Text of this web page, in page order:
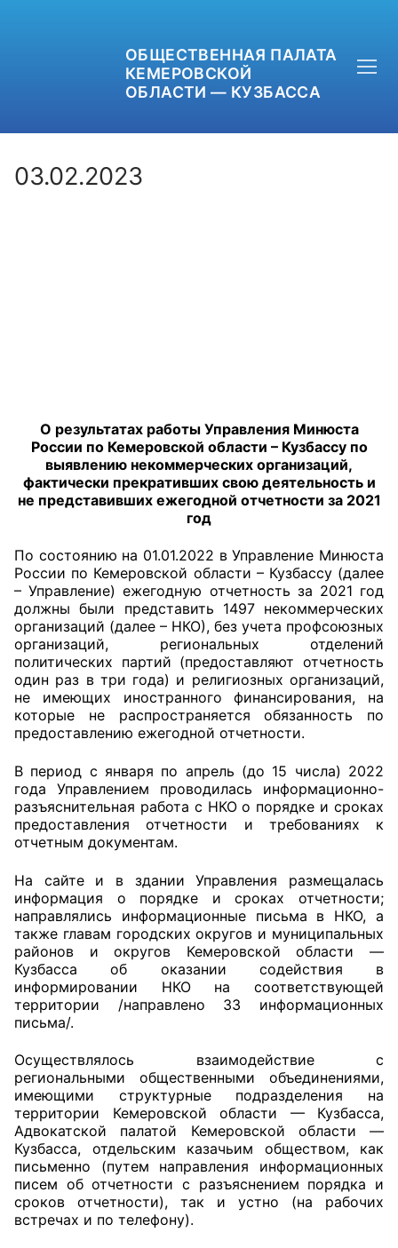
ОБЩЕСТВЕННАЯ ПАЛАТА
КЕМЕРОВСКОЙ
ОБЛАСТИ — КУЗБАССА
Главная
Общественные советы
Общественные советы при территориальных
исполнительной власти
Общественные советы по проведению
независимой оценки качества условий
оказания услуг
О Палате
Структура Палаты
Экспертный совет ОП КО
Совет ОП КО
Общественный штаб
Члены ОП КО
Документы ОП КО
Регламент ОП КО
Кодекс этики ОП КО
Положения
Соглашения
Рекомендации
Порядок работы ЦОН
Аппарат ОП КО
03.02.2023
О результатах работы Управления Минюста
России по Кемеровской области – Кузбассу по
выявлению некоммерческих организаций,
фактически прекративших свою деятельность и
не представивших ежегодной отчетности за 2021
год
По состоянию на 01.01.2022 в Управление Минюста
России по Кемеровской области – Кузбассу (далее
– Управление) ежегодную отчетность за 2021 год
должны были представить 1497 некоммерческих
организаций (далее – НКО), без учета профсоюзных
организаций, региональных отделений
политических партий (предоставляют отчетность
один раз в три года) и религиозных организаций,
не имеющих иностранного финансирования, на
которые не распространяется обязанность по
предоставлению ежегодной отчетности.
В период с января по апрель (до 15 числа) 2022
года Управлением проводилась информационно-
разъяснительная работа с НКО о порядке и сроках
предоставления отчетности и требованиях к
отчетным документам.
На сайте и в здании Управления размещалась
информация о порядке и сроках отчетности;
направлялись информационные письма в НКО, а
также главам городских округов и муниципальных
районов и округов Кемеровской области —
Кузбасса об оказании содействия в
информировании НКО на соответствующей
территории /направлено 33 информационных
письма/.
Осуществлялось взаимодействие с
региональными общественными объединениями,
имеющими структурные подразделения на
территории Кемеровской области — Кузбасса,
Адвокатской палатой Кемеровской области —
Кузбасса, отдельским казачьим обществом, как
письменно (путем направления информационных
писем об отчетности с разъяснением порядка и
сроков отчетности), так и устно (на рабочих
встречах и по телефону).